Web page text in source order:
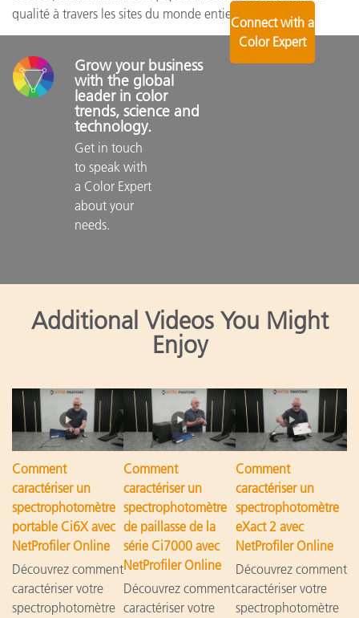
qualité à travers les sites du monde entier.
Grow your business
with the global
leader in color
trends, science and
technology.
Get in touch
to speak with
a Color Expert
about your
needs.
Connect with a
Color Expert
Additional Videos You Might
Enjoy
Comment
caractériser un
spectrophotomètre
portable Ci6X avec
NetProfiler Online
Découvrez comment
caractériser votre
spectrophotomètre
Comment
caractériser un
spectrophotomètre
de paillasse de la
série Ci7000 avec
NetProfiler Online
Découvrez comment
caractériser votre
Comment
caractériser un
spectrophotomètre
eXact 2 avec
NetProfiler Online
Découvrez comment
caractériser votre
spectrophotomètre